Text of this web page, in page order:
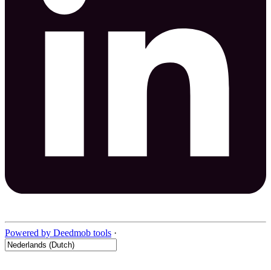
Powered by Deedmob tools ·